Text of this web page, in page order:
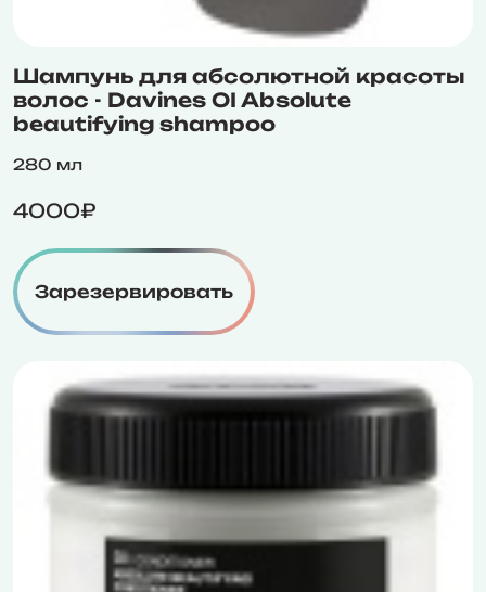
Шампунь для абсолютной красоты
волос - Davines OI Absolute
beautifying shampoo
280 мл
4000₽
Зарезервировать